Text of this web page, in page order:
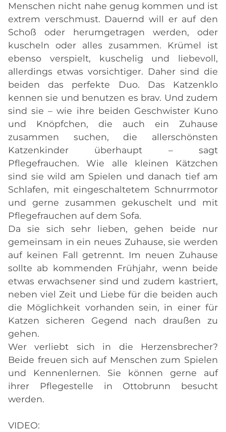
Menschen nicht nahe genug kommen und ist
extrem verschmust. Dauernd will er auf den
Schoß oder herumgetragen werden, oder
kuscheln oder alles zusammen. Krümel ist
ebenso verspielt, kuschelig und liebevoll,
allerdings etwas vorsichtiger. Daher sind die
beiden das perfekte Duo. Das Katzenklo
kennen sie und benutzen es brav. Und zudem
sind sie – wie ihre beiden Geschwister Kuno
und Knöpfchen, die auch ein Zuhause
zusammen suchen, die allerschönsten
Katzenkinder überhaupt – sagt
Pflegefrauchen. Wie alle kleinen Kätzchen
sind sie wild am Spielen und danach tief am
Schlafen, mit eingeschaltetem Schnurrmotor
und gerne zusammen gekuschelt und mit
Pflegefrauchen auf dem Sofa.
Da sie sich sehr lieben, gehen beide nur
gemeinsam in ein neues Zuhause, sie werden
auf keinen Fall getrennt. Im neuen Zuhause
sollte ab kommenden Frühjahr, wenn beide
etwas erwachsener sind und zudem kastriert,
neben viel Zeit und Liebe für die beiden auch
die Möglichkeit vorhanden sein, in einer für
Katzen sicheren Gegend nach draußen zu
gehen.
Wer verliebt sich in die Herzensbrecher?
Beide freuen sich auf Menschen zum Spielen
und Kennenlernen. Sie können gerne auf
ihrer Pflegestelle in Ottobrunn besucht
werden.
VIDEO: